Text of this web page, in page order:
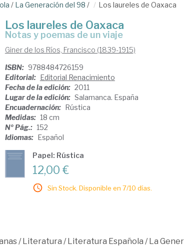
/ La Generación del 98 / Los laureles de Oaxaca
Los laureles de Oaxaca
notas y poemas de un viaje
Giner de los Ríos, Francisco (1839-1915)
ISBN: 9788484726159
Editorial: Editorial Renacimiento
Fecha de la edición: 2011
Lugar de la edición: Salamanca. España
Encuadernación: Rústica
Medidas: 18 cm
Nº Pág.: 152
Idiomas: Español
Papel: Rústica
12,00 €
Sin Stock. Disponible en 7/10 días.
/Literatura /Literatura Española /La